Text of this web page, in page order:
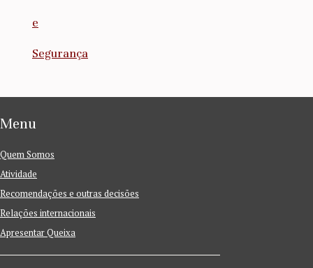
e
Segurança
Menu
Quem Somos
Atividade
Recomendações e outras decisões
Relações internacionais
Apresentar Queixa